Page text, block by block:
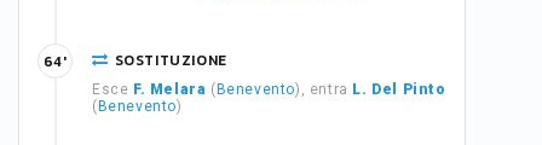
SOSTITUZIONE
Esce F. Melara ( Benevento), entra L. Del Pinto
( Benevento)
64'